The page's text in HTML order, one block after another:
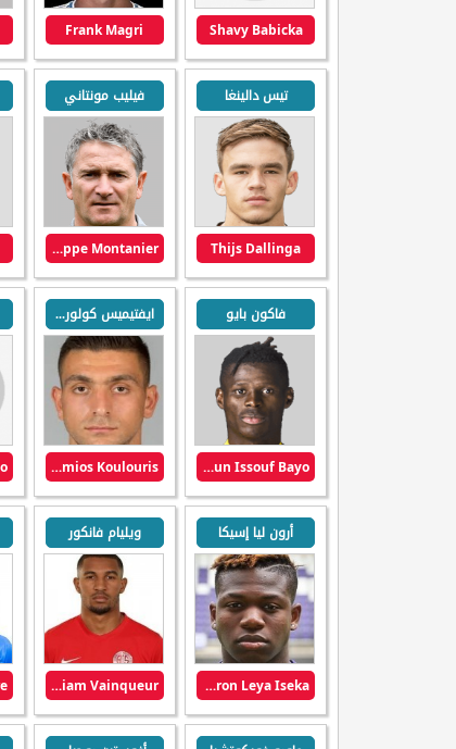
Shavy Babicka
Frank Magri
تيس دالينغا
Thijs Dallinga
فيليب مونتاني
Philippe Montanier
فاكون بايو
Vakoun Issouf Bayo
ايفتيميس كولوريس
Efthymios Koulouris
أرون ليا إسيكا
Aaron Leya Iseka
ويليام فانكور
William Vainqueur